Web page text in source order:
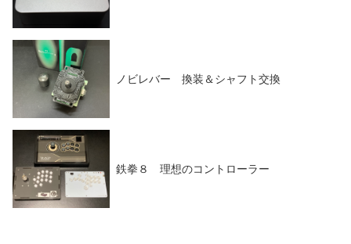
ノビレバー 換装＆シャフト交換
鉄拳８ 理想のコントローラー